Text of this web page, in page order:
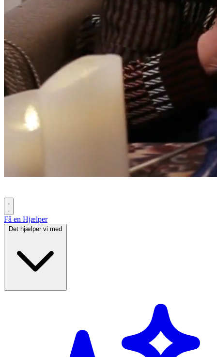
Få en Hjælper
Det hjælper vi med